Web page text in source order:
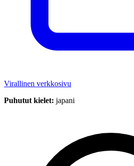
Virallinen verkkosivu
Puhutut kielet: japani